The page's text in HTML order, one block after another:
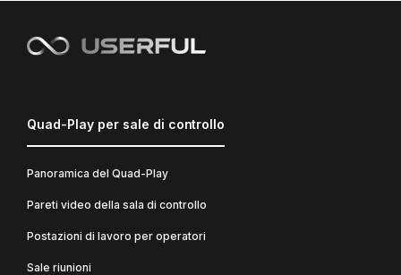
Quad-Play per sale di controllo
Panoramica del Quad-Play
Pareti video della sala di controllo
Postazioni di lavoro per operatori
Sale riunioni